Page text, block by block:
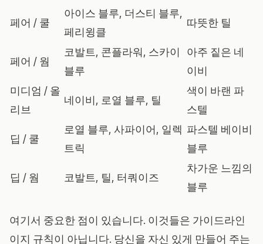
페어 / 쿨
아이스 블루, 더스티 블루,
페리윙클
따뜻한 틸
페어 / 웜
코발트, 콘플라워, 스카이
블루
아주 짙은 네
이비
미디엄 / 올
리브
네이비, 로열 블루, 틸
색이 바랜 파
스텔
딥 / 쿨
로열 블루, 사파이어, 일렉
트릭
파스텔 베이비
블루
딥 / 웜 코발트, 틸, 터쿼이즈
차가운 느낌의
블루
여기서 중요한 점이 있습니다. 이것들은 가이드라인
이지 규칙이 아닙니다. 당신을 자신 있게 만들어 주는